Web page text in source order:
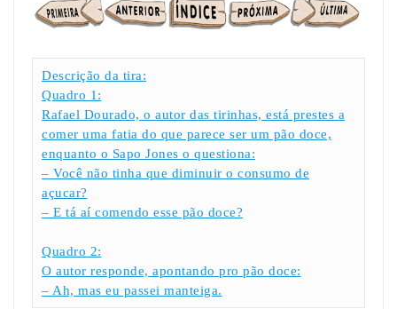
Descrição da tira:
Quadro 1:
Rafael Dourado, o autor das tirinhas, está prestes a
comer uma fatia do que parece ser um pão doce,
enquanto o Sapo Jones o questiona:
– Você não tinha que diminuir o consumo de
açucar?
– E tá aí comendo esse pão doce?
Quadro 2:
O autor responde, apontando pro pão doce:
– Ah, mas eu passei manteiga.